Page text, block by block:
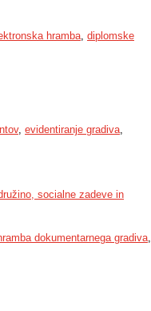
hramba, diplomske
, evidentiranje gradiva,
socialne zadeve in
dokumentarnega gradiva,